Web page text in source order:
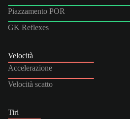
Piazzamento POR
GK Reflexes
Velocità
Accelerazione
Velocità scatto
Tiri